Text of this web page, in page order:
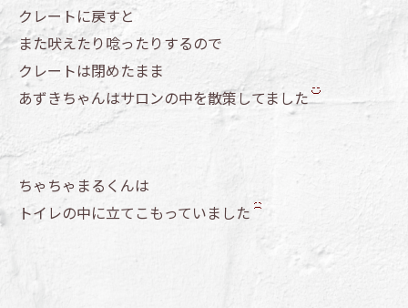
クレートに戻すと
また吠えたり唸ったりするので
クレートは閉めたまま
あずきちゃんはサロンの中を散策してました
ちゃちゃまるくんは
トイレの中に立てこもっていました